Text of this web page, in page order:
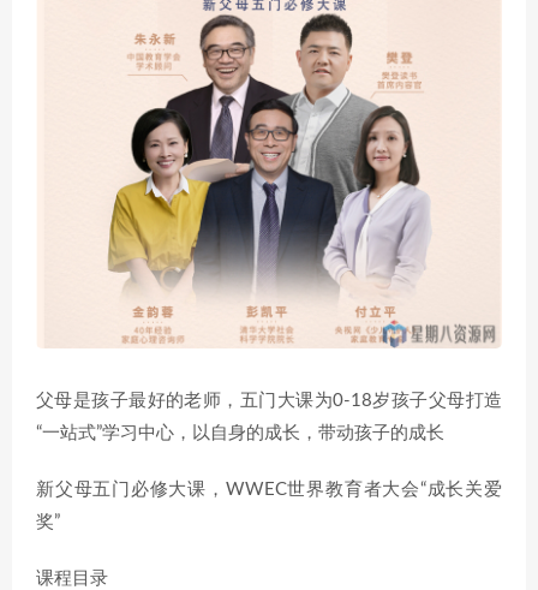
父母是孩子最好的老师，五门大课为0-18岁孩子父母打造
“一站式”学习中心，以自身的成长，带动孩子的成长
新父母五门必修大课，WWEC世界教育者大会“成长关爱
奖”
课程目录